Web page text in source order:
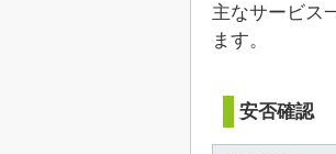
主なサービス
ます。
安否確認